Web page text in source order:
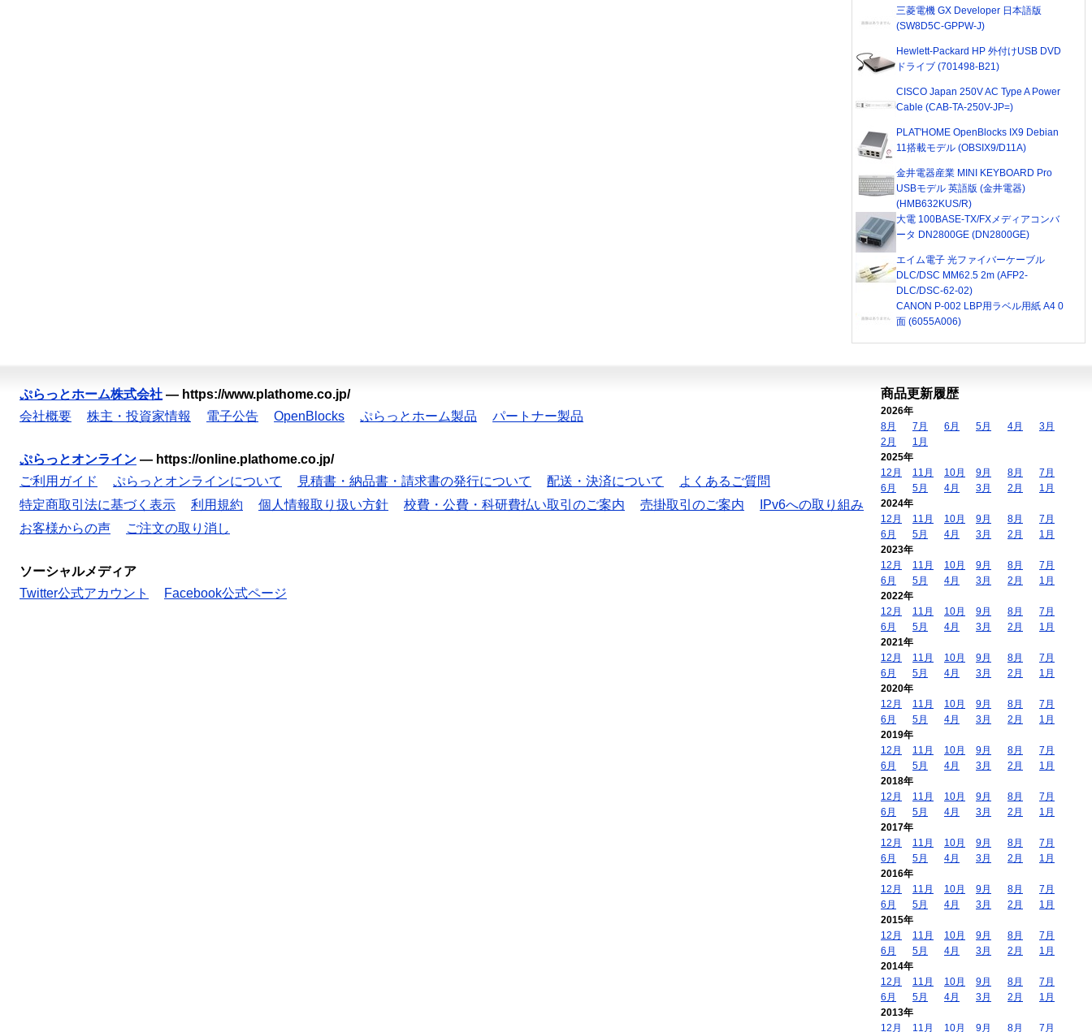
三菱電機 GX Developer 日本語版
(SW8D5C-GPPW-J)
Hewlett-Packard HP 外付けUSB DVD
ドライブ (701498-B21)
CISCO Japan 250V AC Type A Power
Cable (CAB-TA-250V-JP=)
PLAT'HOME OpenBlocks IX9 Debian
11搭載モデル (OBSIX9/D11A)
金井電器産業 MINI KEYBOARD Pro
USBモデル 英語版 (金井電器)
(HMB632KUS/R)
大電 100BASE-TX/FXメディアコンバ
ータ DN2800GE (DN2800GE)
エイム電子 光ファイバーケーブル
DLC/DSC MM62.5 2m (AFP2-
DLC/DSC-62-02)
CANON P-002 LBP用ラベル用紙 A4 0
面 (6055A006)
ぷらっとホーム株式会社 — https://www.plathome.co.jp/
会社概要
株主・投資家情報 電子公告 OpenBlocks ぷらっとホーム製品 パートナー製品
ぷらっとオンライン — https://online.plathome.co.jp/
ご利用ガイド
ぷらっとオンラインについて 見積書・納品書・請求書の発行について 配送・決済について
よくあるご質問
特定商取引法に基づく表示
利用規約 個人情報取り扱い方針 校費・公費・科研費払い取引のご案内 売掛取引のご案内
IPv6への取り組み
お客様からの声
ご注文の取り消し
ソーシャルメディア
Twitter公式アカウント
Facebook公式ページ
商品更新履歴
2026年
8月
7月 6月 5月 4月
3月
2月
1月
2025年
12月
11月 10月 9月 8月
7月
6月
5月 4月 3月 2月
1月
2024年
12月
11月 10月 9月 8月
7月
6月
5月 4月 3月 2月
1月
2023年
12月
11月 10月 9月 8月
7月
6月
5月 4月 3月 2月
1月
2022年
12月
11月 10月 9月 8月
7月
6月
5月 4月 3月 2月
1月
2021年
12月
11月 10月 9月 8月
7月
6月
5月 4月 3月 2月
1月
2020年
12月
11月 10月 9月 8月
7月
6月
5月 4月 3月 2月
1月
2019年
12月
11月 10月 9月 8月
7月
6月
5月 4月 3月 2月
1月
2018年
12月
11月 10月 9月 8月
7月
6月
5月 4月 3月 2月
1月
2017年
12月
11月 10月 9月 8月
7月
6月
5月 4月 3月 2月
1月
2016年
12月
11月 10月 9月 8月
7月
6月
5月 4月 3月 2月
1月
2015年
12月
11月 10月 9月 8月
7月
6月
5月 4月 3月 2月
1月
2014年
12月
11月 10月 9月 8月
7月
6月
5月 4月 3月 2月
1月
2013年
12月
11月 10月 9月 8月 7月